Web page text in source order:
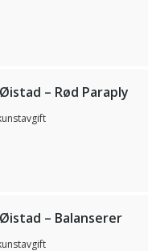
– Rød Paraply
– Balanserer